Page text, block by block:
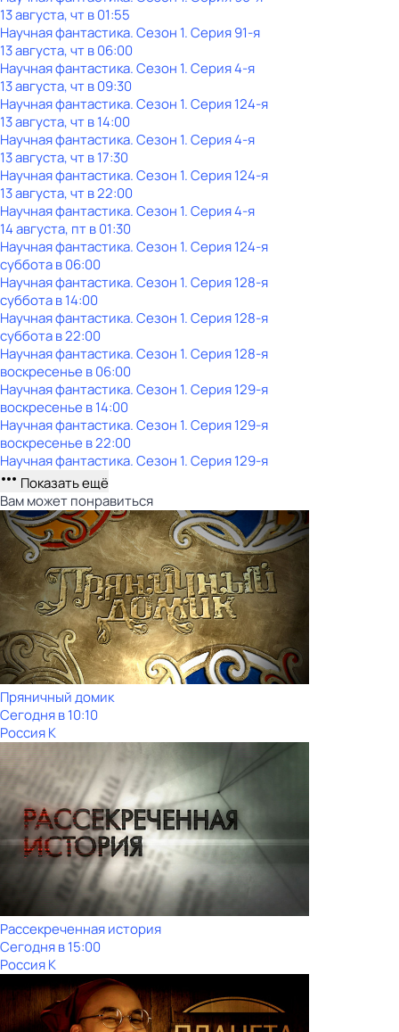
13 августа, чт в 01:55
Научная фантастика. Сезон 1. Серия 91-я
13 августа, чт в 06:00
Научная фантастика. Сезон 1. Серия 4-я
13 августа, чт в 09:30
Научная фантастика. Сезон 1. Серия 124-я
13 августа, чт в 14:00
Научная фантастика. Сезон 1. Серия 4-я
13 августа, чт в 17:30
Научная фантастика. Сезон 1. Серия 124-я
13 августа, чт в 22:00
Научная фантастика. Сезон 1. Серия 4-я
14 августа, пт в 01:30
Научная фантастика. Сезон 1. Серия 124-я
субботав06:00
Научная фантастика. Сезон 1. Серия 128-я
субботав14:00
Научная фантастика. Сезон 1. Серия 128-я
субботав22:00
Научная фантастика. Сезон 1. Серия 128-я
воскресенье в06:00
Научная фантастика. Сезон 1. Серия 129-я
воскресенье в14:00
Научная фантастика. Сезон 1. Серия 129-я
воскресенье в22:00
Научная фантастика. Сезон 1. Серия 129-я
Показать ещё
Вам может понравиться
Пряничный домик
Сегодня в 10:10
Россия К
Рассекреченная история
Сегодня в 15:00
Россия К